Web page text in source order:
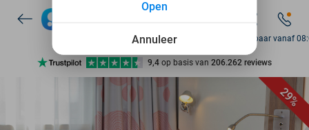
7 dagen per week beschikbaar
10+ miljoen leden
9,4 op basis van 206.262 reviews
7 dagen per week beschikbaar
Bereikbaar vanaf
29%
Annuleer
Open